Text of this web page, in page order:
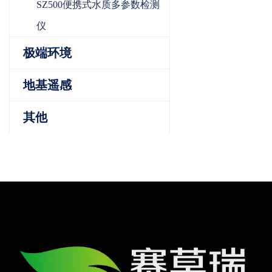
SZ500便携式水质多参数检测
仪
极端环境
地基遥感
其他